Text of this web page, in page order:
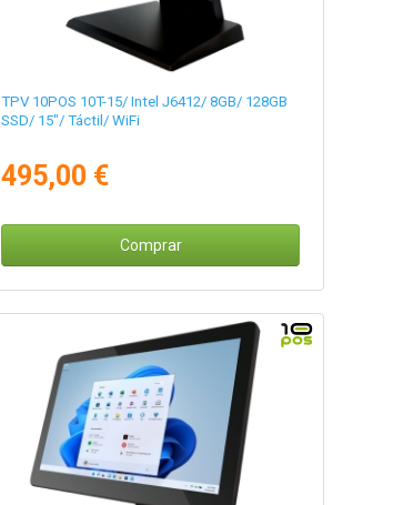
TPV 10POS 10T-15/ Intel J6412/ 8GB/ 128GB
SSD/ 15"/ Táctil/ WiFi
495,00 €
Comprar